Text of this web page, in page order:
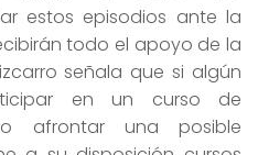
estos episodios ante la
todo el apoyo de la
señala que si algún
en un curso de
afrontar una posible